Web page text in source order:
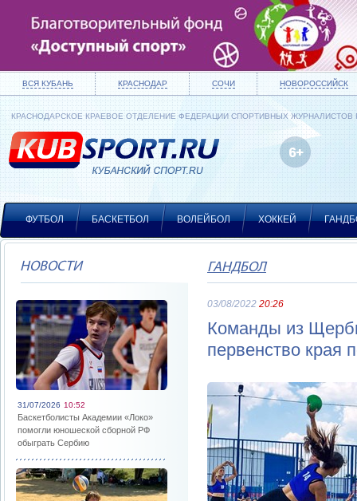
ВСЯ КУБАНЬ КРАСНОДАР СОЧИ НОВОРОССИЙСК
КРАСНОДАРСКОЕ КРАЕВОЕ ОТДЕЛЕНИЕ ФЕДЕРАЦИИ СПОРТИВНЫХ ЖУРНАЛИСТОВ
ФУТБОЛ БАСКЕТБОЛ ВОЛЕЙБОЛ ХОККЕЙ
НОВОСТИ
31/07/2026 10:52
Баскетболисты Академии «Локо»
помогли юношеской сборной РФ
обыграть Сербию
ГАНДБОЛ
03/08/2022 20:26
Команды из
первенство края